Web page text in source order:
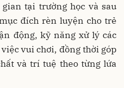
tại trường học và sau
đích rèn luyện cho trẻ
động, kỹ năng xử lý các
vui chơi, đồng thời góp
và trí tuệ theo từng lứa